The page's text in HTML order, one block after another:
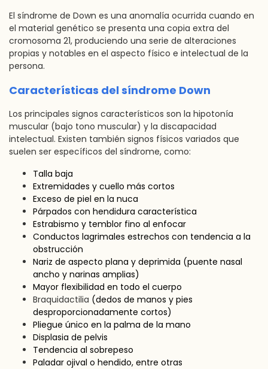
El síndrome de Down es una anomalía ocurrida cuando en
el material genético se presenta una copia extra del
cromosoma 21, produciendo una serie de alteraciones
propias y notables en el aspecto físico e intelectual de la
persona.
Características del síndrome Down
Los principales signos característicos son la hipotonía
muscular (bajo tono muscular) y la discapacidad
intelectual. Existen también signos físicos variados que
suelen ser específicos del síndrome, como:
Talla baja
Extremidades y cuello más cortos
Exceso de piel en la nuca
Párpados con hendidura característica
Estrabismo y temblor fino al enfocar
Conductos lagrimales estrechos con tendencia a la
obstrucción
Nariz de aspecto plana y deprimida (puente nasal
ancho y narinas amplias)
Mayor flexibilidad en todo el cuerpo
Braquidactilia (dedos de manos y pies
desproporcionadamente cortos)
Pliegue único en la palma de la mano
Displasia de pelvis
Tendencia al sobrepeso
Paladar ojival o hendido, entre otras